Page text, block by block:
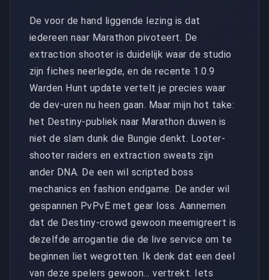
De voor de hand liggende lezing is dat
iedereen naar Marathon pivoteert. De
extraction shooter is duidelijk waar de studio
zijn fiches neerlegde, en de recente 1.0.9
Warden Hunt update vertelt je precies waar
de dev-uren nu heen gaan. Maar mijn hot take:
het Destiny-publiek naar Marathon duwen is
niet de slam dunk die Bungie denkt. Looter-
shooter raiders en extraction sweats zijn
ander DNA. De een wil scripted boss
mechanics en fashion endgame. De ander wil
gespannen PvPvE met gear loss. Aannemen
dat de Destiny-crowd gewoon meemigreert is
dezelfde arrogantie die de live service om te
beginnen liet wegrotten. Ik denk dat een deel
van deze spelers gewoon... vertrekt. Iets